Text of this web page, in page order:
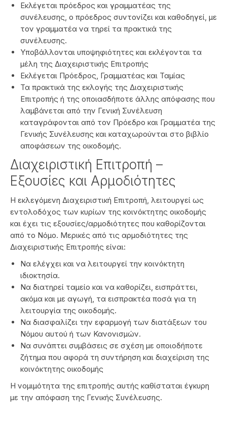
Εκλέγεται πρόεδρος και γραμματέας της
συνέλευσης, ο πρόεδρος συντονίζει και καθοδηγεί, με
τον γραμματέα να τηρεί τα πρακτικά της
συνέλευσης.
Υποβάλλονται υποψηφιότητες και εκλέγονται τα
μέλη της Διαχειριστικής Επιτροπής
Εκλέγεται Πρόεδρος, Γραμματέας και Ταμίας
Τα πρακτικά της εκλογής της Διαχειριστικής
Επιτροπής ή της οποιασδήποτε άλλης απόφασης που
λαμβάνεται από την Γενική Συνέλευση
καταγράφονται από τον Πρόεδρο και Γραμματέα της
Γενικής Συνέλευσης και καταχωρούνται στο βιβλίο
αποφάσεων της οικοδομής.
Διαχειριστική Επιτροπή –
Εξουσίες και Αρμοδιότητες
Η εκλεγόμενη Διαχειριστική Επιτροπή, λειτουργεί ως
εντολοδόχος των κυρίων της κοινόκτητης οικοδομής
και έχει τις εξουσίες/αρμοδιότητες που καθορίζονται
από το Νόμο. Μερικές από τις αρμοδιότητες της
Διαχειριστικής Επιτροπής είναι:
Να ελέγχει και να λειτουργεί την κοινόκτητη
ιδιοκτησία.
Να διατηρεί ταμείο και να καθορίζει, εισπράττει,
ακόμα και με αγωγή, τα εισπρακτέα ποσά για τη
λειτουργία της οικοδομής.
Να διασφαλίζει την εφαρμογή των διατάξεων του
Νόμου αυτού ή των Κανονισμών.
Να συνάπτει συμβάσεις σε σχέση με οποιοδήποτε
ζήτημα που αφορά τη συντήρηση και διαχείριση της
κοινόκτητης οικοδομής
Η νομιμότητα της επιτροπής αυτής καθίσταται έγκυρη
με την απόφαση της Γενικής Συνέλευσης.